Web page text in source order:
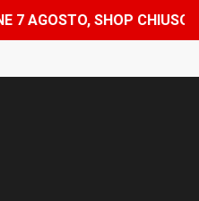
CHIUSO DAL 8 AL 24